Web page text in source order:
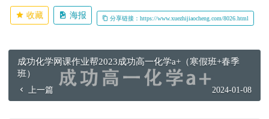
收藏 海报 分享链接：https://www.xuezhijiaocheng.com/8026.html
成功化学网课作业帮2023成功高一化学a+（寒假班+春季
班）
上一篇 2024-01-08